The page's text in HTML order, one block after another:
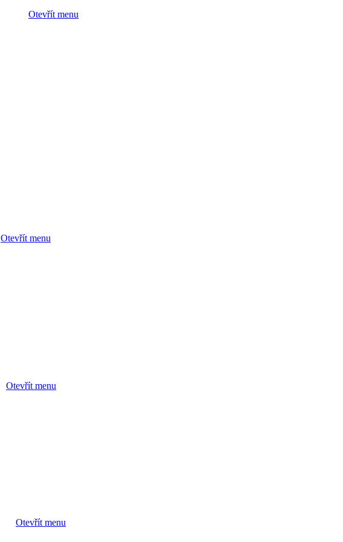
Otevřít menu
Otevřít menu
Otevřít menu
Otevřít menu